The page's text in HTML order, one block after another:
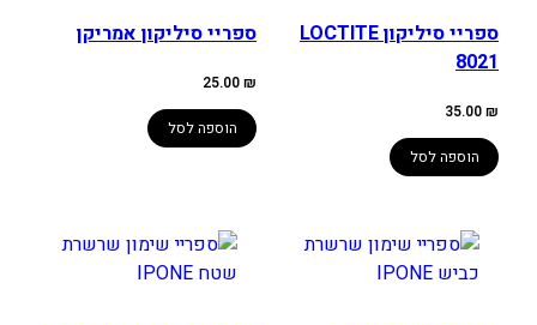
ספריי סיליקון LOCTITE
8021
35.00₪
הוספה לסל
ספריי סיליקון אמריקן
25.00₪
הוספה לסל